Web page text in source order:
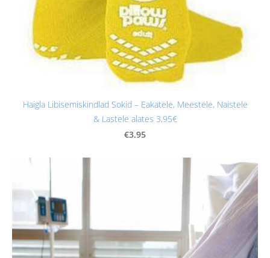
Haigla Libisemiskindlad Sokid – Eakatele, Meestele, Naistele
& Lastele alates 3,95€
€3.95